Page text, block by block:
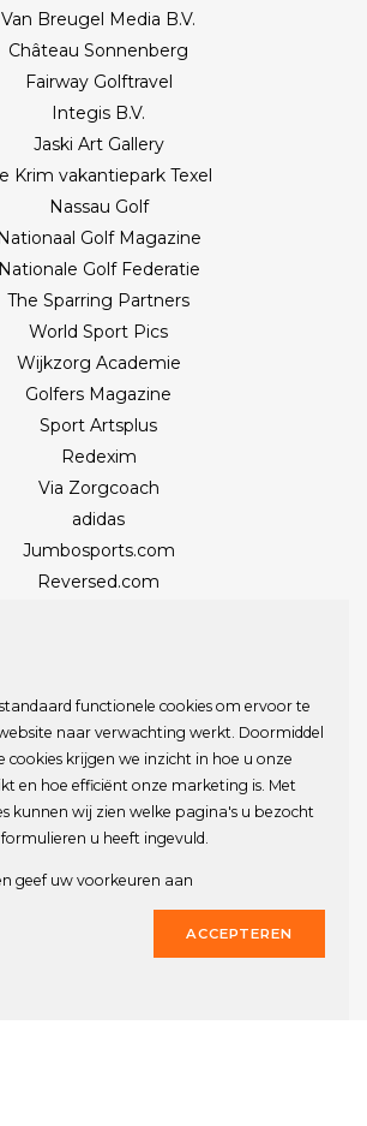
Van Breugel Media B.V.
Château Sonnenberg
Fairway Golftravel
Integis B.V.
Jaski Art Gallery
Krim vakantiepark Texel
Nassau Golf
Golf Magazine
Nationale Golf Federatie
The Sparring Partners
World Sport Pics
Wijkzorg Academie
Golfers Magazine
Sport Artsplus
Redexim
Via Zorgcoach
adidas
Jumbosports.com
Reversed.com
Vereniging van Golfspelende
functionele cookies om ervoor te
naar verwachting werkt. Doormiddel
cookies krijgen we inzicht in hoe u onze
en hoe efficiënt onze marketing is. Met
kunnen wij zien welke pagina's u bezocht
u heeft ingevuld.
geef uw voorkeuren aan
ACCEPTEREN